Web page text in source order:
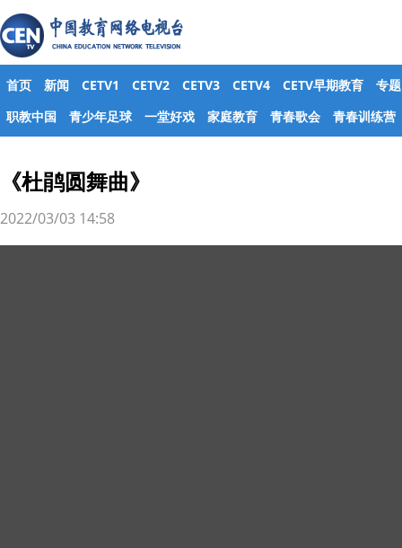
首页 新闻 CETV1 CETV2 CETV3 CETV4 CETV早期教育
专题
职教中国
青少年足球 一堂好戏 家庭教育 青春歌会 青春训练营
《杜鹃圆舞曲》
2022/03/03 14:58